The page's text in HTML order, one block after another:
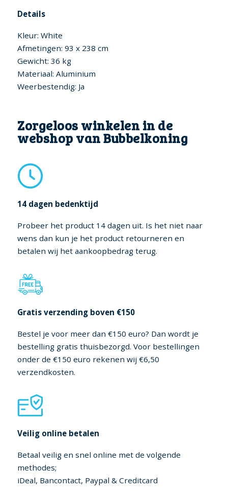
Details
Kleur: White
Afmetingen: 93 x 238 cm
Gewicht: 36 kg
Materiaal: Aluminium
Weerbestendig: Ja
Zorgeloos winkelen in de
webshop van Bubbelkoning
14 dagen bedenktijd
Probeer het product 14 dagen uit. Is het niet naar
wens dan kun je het product retourneren en
betalen wij het aankoopbedrag terug.
Gratis verzending boven €150
Bestel je voor meer dan €150 euro? Dan wordt je
bestelling gratis thuisbezorgd. Voor bestellingen
onder de €150 euro rekenen wij €6,50
verzendkosten.
Veilig online betalen
Betaal veilig en snel online met de volgende
methodes;
iDeal, Bancontact, Paypal & Creditcard